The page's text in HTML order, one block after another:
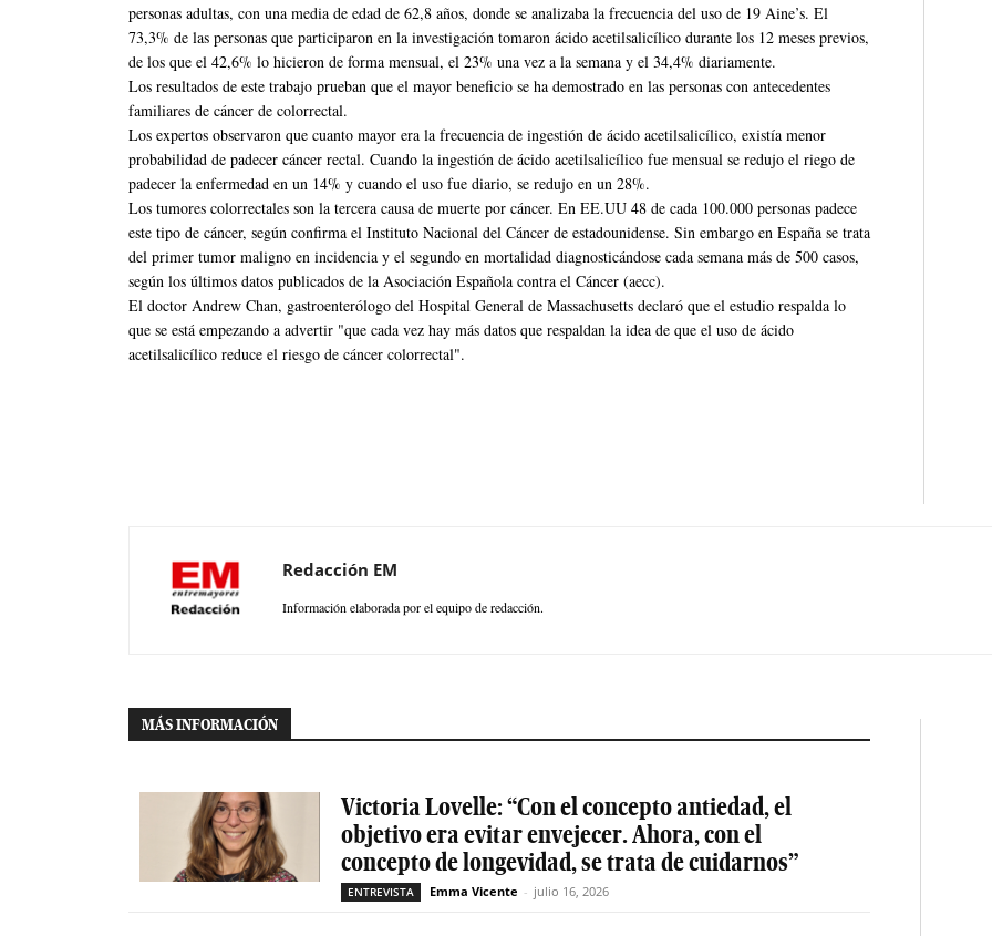
personas adultas, con una media de edad de 62,8 años, donde se analizaba la frecuencia del uso de 19 Aine’s. El
73,3% de las personas que participaron en la investigación tomaron ácido acetilsalicílico durante los 12 meses previos,
de los que el 42,6% lo hicieron de forma mensual, el 23% una vez a la semana y el 34,4% diariamente.
Los resultados de este trabajo prueban que el mayor beneficio se ha demostrado en las personas con antecedentes
familiares de cáncer de colorrectal.
Los expertos observaron que cuanto mayor era la frecuencia de ingestión de ácido acetilsalicílico, existía menor
probabilidad de padecer cáncer rectal. Cuando la ingestión de ácido acetilsalicílico fue mensual se redujo el riego de
padecer la enfermedad en un 14% y cuando el uso fue diario, se redujo en un 28%.
Los tumores colorrectales son la tercera causa de muerte por cáncer. En EE.UU 48 de cada 100.000 personas padece
este tipo de cáncer, según confirma el Instituto Nacional del Cáncer de estadounidense. Sin embargo en España se trata
del primer tumor maligno en incidencia y el segundo en mortalidad diagnosticándose cada semana más de 500 casos,
según los últimos datos publicados de la Asociación Española contra el Cáncer (aecc).
El doctor Andrew Chan, gastroenterólogo del Hospital General de Massachusetts declaró que el estudio respalda lo
que se está empezando a advertir "que cada vez hay más datos que respaldan la idea de que el uso de ácido
acetilsalicílico reduce el riesgo de cáncer colorrectal".
Redacción EM
Información elaborada por el equipo de redacción.
MÁS INFORMACIÓN
Victoria Lovelle: “Con el concepto antiedad, el
objetivo era evitar envejecer. Ahora, con el
concepto de longevidad, se trata de cuidarnos”
ENTREVISTA Emma Vicente - julio 16, 2026